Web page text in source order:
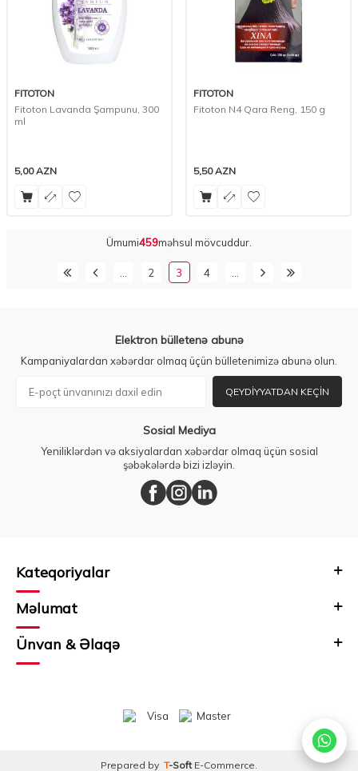
FITOTON
Fitoton Lavanda Şampunu, 300
ml
5,00AZN
FITOTON
Fitoton N4 Qara Reng, 150 g
5,50AZN
Ümumi459məhsul mövcuddur.
2 3 4
Elektron bülletenə abunə
Kampaniyalardan xəbərdar olmaq üçün bülletenimizə abunə olun.
QEYDIYYATDAN KEÇIN
Sosial Mediya
Yeniliklərdən və aksiyalardan xəbərdar olmaq üçün sosial
şəbəkələrdə bizi izləyin.
Kateqoriyalar
Məlumat
Ünvan & Əlaqə
Prepared by T-Soft E-Commerce.